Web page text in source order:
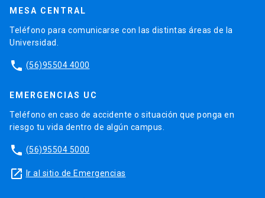
MESA CENTRAL
Teléfono para comunicarse con las distintas áreas de la
Universidad.
phone (56)95504 4000
EMERGENCIAS UC
Teléfono en caso de accidente o situación que ponga en
riesgo tu vida dentro de algún campus.
phone (56)95504 5000
launch Ir al sitio de Emergencias